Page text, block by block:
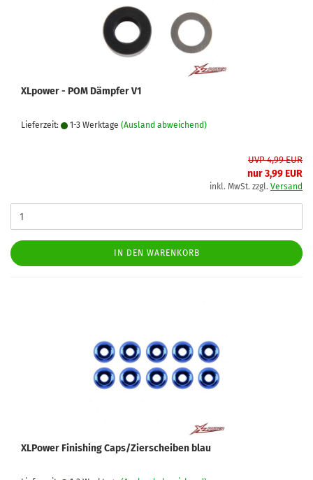
XLpower - POM Dämpfer V1
Lieferzeit: 1-3 Werktage (Ausland abweichend)
UVP 4,99 EUR
nur 3,99 EUR
inkl. MwSt. zzgl. Versand
IN DEN WARENKORB
XLPower Finishing Caps/Zierscheiben blau